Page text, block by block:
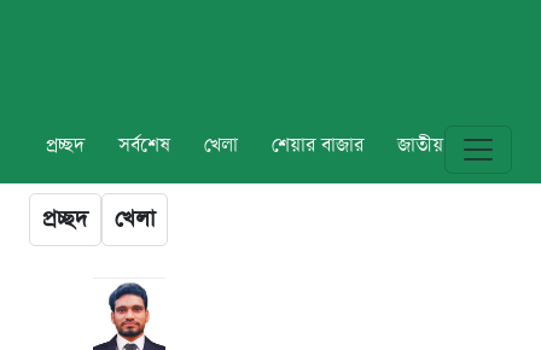
প্রচ্ছদ সর্বশেষ খেলা শেয়ার বাজার জাতীয় বিশ্ব
প্রচ্ছদ খেলা